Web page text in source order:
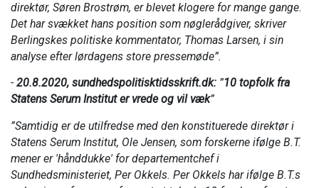
direktør, Søren Brostrøm, er blevet klogere for mange gange.
Det har svækket hans position som nøglerådgiver, skriver
Berlingskes politiske kommentator, Thomas Larsen, i sin
analyse efter lørdagens store pressemøde”.
- 20.8.2020, sundhedspolitisktidsskrift.dk: ”10 topfolk fra
Statens Serum Institut er vrede og vil væk”
”Samtidig er de utilfredse med den konstituerede direktør i
Statens Serum Institut, Ole Jensen, som forskerne ifølge B.T.
mener er 'hånddukke' for departementchef i
Sundhedsministeriet, Per Okkels. Per Okkels har ifølge B.T.s